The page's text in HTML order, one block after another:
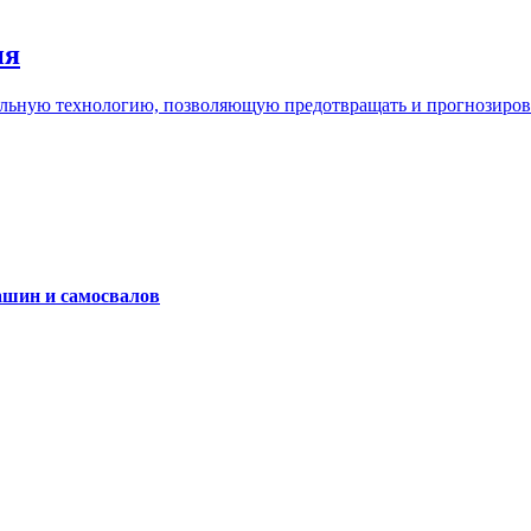
технологию, позволяющую предотвращать и
и самосвалов